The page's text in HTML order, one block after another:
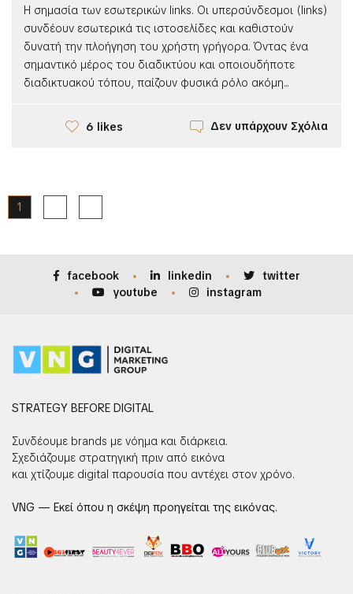
Η σημασία των εσωτερικών links. Οι υπερσύνδεσμοι (links)
συνδέουν εσωτερικά τις ιστοσελίδες και καθιστούν
δυνατή την πλοήγηση του χρήστη γρήγορα. Όντας ένα
σημαντικό μέρος του διαδικτύου και οποιουδήποτε
διαδικτυακού τόπου, παίζουν φυσικά ρόλο ακόμη...
6 likes Δεν υπάρχουν Σχόλια
1
facebook linkedin
twitter
youtube
instagram
STRATEGY BEFORE DIGITAL
Συνδέουμε brands με νόημα και διάρκεια.
Σχεδιάζουμε στρατηγική πριν από εικόνα
και χτίζουμε digital παρουσία που αντέχει στον χρόνο.
VNG — Εκεί όπου η σκέψη προηγείται της εικόνας.